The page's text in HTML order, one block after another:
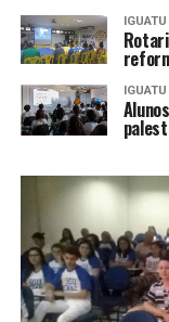
IGUATU
IGUATU